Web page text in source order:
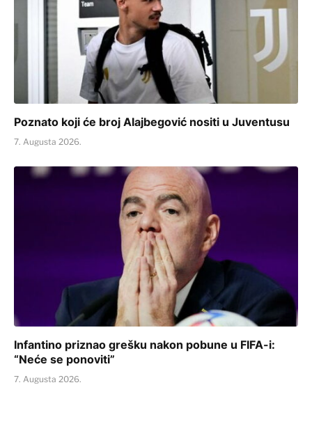
Poznato koji će broj Alajbegović nositi u Juventusu
7. Augusta 2026.
Infantino priznao grešku nakon pobune u FIFA-i:
“Neće se ponoviti”
7. Augusta 2026.